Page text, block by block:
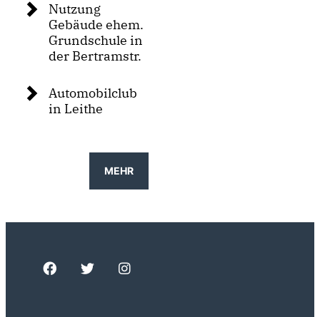
Nutzung
Gebäude ehem.
Grundschule in
der Bertramstr.
Automobilclub
in Leithe
MEHR